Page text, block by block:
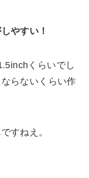
やすい！
くらいでし
らないくらい作
すねえ。